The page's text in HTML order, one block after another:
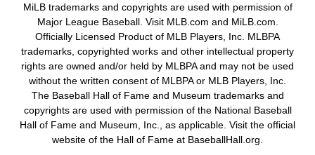
MiLB trademarks and copyrights are used with permission of
Major League Baseball. Visit MLB.com and MiLB.com.
Officially Licensed Product of MLB Players, Inc. MLBPA
trademarks, copyrighted works and other intellectual property
rights are owned and/or held by MLBPA and may not be used
without the written consent of MLBPA or MLB Players, Inc.
The Baseball Hall of Fame and Museum trademarks and
copyrights are used with permission of the National Baseball
Hall of Fame and Museum, Inc., as applicable. Visit the official
website of the Hall of Fame at BaseballHall.org.